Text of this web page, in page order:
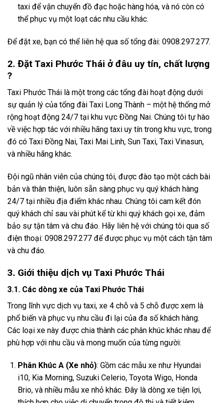
taxi để vận chuyển đồ đạc hoặc hàng hóa, và nó còn có
thể phục vụ một loạt các nhu cầu khác.
Để đặt xe, bạn có thể liên hệ qua số tổng đài: 0908.297.277.
2. Đặt Taxi Phước Thái ở đâu uy tín, chất lượng
?
Taxi Phước Thái là một trong các tổng đài hoạt động dưới
sự quản lý của tổng đài Taxi Long Thành – một hệ thống mở
rộng hoạt động 24/7 tại khu vực Đồng Nai. Chúng tôi tự hào
về việc hợp tác với nhiều hãng taxi uy tín trong khu vực, trong
đó có Taxi Đồng Nai, Taxi Mai Linh, Sun Taxi, Taxi Vinasun,
và nhiều hãng khác.
Đội ngũ nhân viên của chúng tôi, được đào tạo một cách bài
bản và thân thiện, luôn sẵn sàng phục vụ quý khách hàng
24/7 tại nhiều địa điểm khác nhau. Chúng tôi cam kết đón
quý khách chỉ sau vài phút kể từ khi quý khách gọi xe, đảm
bảo sự tận tâm và chu đáo. Hãy liên hệ với chúng tôi qua số
điện thoại: 0908.297.277 để được phục vụ một cách tận tâm
và chu đáo.
3. Giới thiệu dịch vụ Taxi Phước Thái
3.1. Các dòng xe của Taxi Phước Thái
Trong lĩnh vực dịch vụ taxi, xe 4 chỗ và 5 chỗ được xem là
phổ biến và phục vụ nhu cầu đi lại của đa số khách hàng.
Các loại xe này được chia thành các phân khúc khác nhau để
phù hợp với nhu cầu và mong muốn của từng người:
Phân Khúc A (Xe nhỏ): Gồm các mẫu xe như Hyundai
i10, Kia Morning, Suzuki Celerio, Toyota Wigo, Honda
Brio, và nhiều mẫu xe nhỏ khác. Đây là dòng xe tiện lợi,